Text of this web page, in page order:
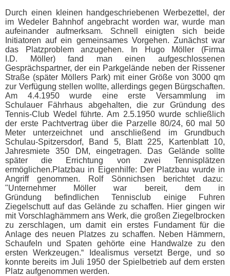
Durch einen kleinen handgeschriebenen Werbezettel, der
im Wedeler Bahnhof angebracht worden war, wurde man
aufeinander aufmerksam. Schnell einigten sich beide
Initiatoren auf ein gemeinsames Vorgehen. Zunächst war
das Platzproblem anzugehen. In Hugo Möller (Firma
I.D. Möller) fand man einen aufgeschlossenen
Gesprächspartner, der ein Parkgelände neben der Rissener
Straße (später Möllers Park) mit einer Größe von 3000 qm
zur Verfügung stellen wollte, allerdings gegen Bürgschaften.
Am 4.4.1950 wurde eine erste Versammlung im
Schulauer Fährhaus abgehalten, die zur Gründung des
Tennis-Club Wedel führte. Am 2.5.1950 wurde schließlich
der erste Pachtvertrag über die Parzelle 80/24, 60 mal 50
Meter unterzeichnet und anschließend im Grundbuch
Schulau-Spitzersdorf, Band 5, Blatt 225, Kartenblatt 10,
Jahresmiete 350 DM, eingetragen. Das Gelände sollte
später die Errichtung von zwei Tennisplätzen
ermöglichen.Platzbau in Eigenhilfe: Der Platzbau wurde in
Angriff genommen. Rolf Sönnichsen berichtet dazu:
"Unternehmer Möller war bereit, dem in
Gründung befindlichen Tennisclub einige Fuhren
Ziegelschutt auf das Gelände zu schaffen. Hier gingen wir
mit Vorschlaghämmern ans Werk, die großen Ziegelbrocken
zu zerschlagen, um damit ein erstes Fundament für die
Anlage des neuen Platzes zu schaffen. Neben Hämmern,
Schaufeln und Spaten gehörte eine Handwalze zu den
ersten Werkzeugen.“ Idealismus versetzt Berge, und so
konnte bereits im Juli 1950 der Spielbetrieb auf dem ersten
Platz aufgenommen werden.